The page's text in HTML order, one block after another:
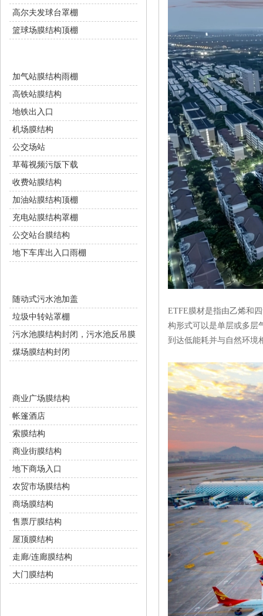
ETFE膜材是指由乙烯和四氟
构形式可以是单层或多层气
到达低能耗并与自然环境相
高尔夫发球台罩棚
篮球场膜结构顶棚
加气站膜结构雨棚
高铁站膜结构
地铁出入口
机场膜结构
公交场站
草莓视频污版下载
收费站膜结构
加油站膜结构顶棚
充电站膜结构罩棚
公交站台膜结构
地下车库出入口雨棚
随动式污水池加盖
垃圾中转站罩棚
污水池膜结构封闭，污水池反吊膜
煤场膜结构封闭
商业广场膜结构
帐篷酒店
索膜结构
商业街膜结构
地下商场入口
农贸市场膜结构
商场膜结构
售票厅膜结构
屋顶膜结构
走廊/连廊膜结构
大门膜结构